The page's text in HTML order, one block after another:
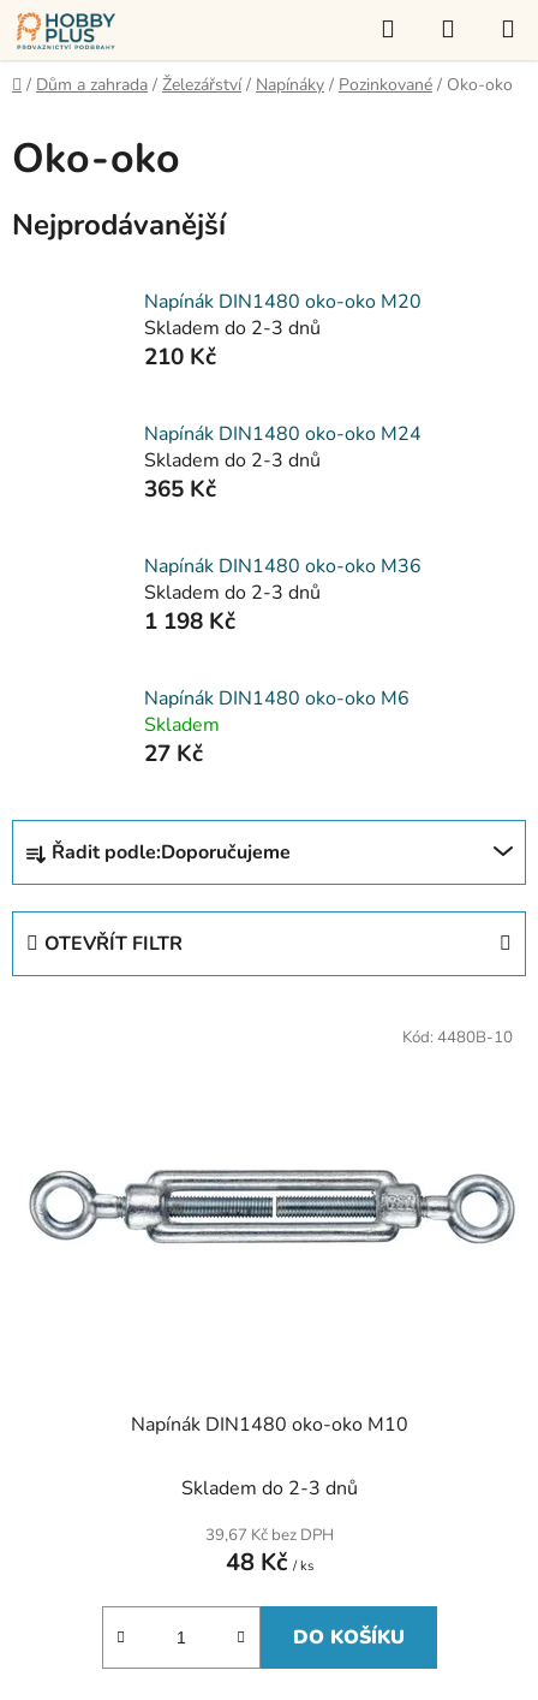
Přejít
na
obsah
Hledat
KOŠÍK
Domů
/ Dům a zahrada / Železářství / Napínáky / Pozinkované / Oko-oko
Oko-oko
Nejprodávanější
Napínák DIN1480 oko-oko M20
Skladem do 2-3 dnů
210 Kč
Napínák DIN1480 oko-oko M24
Skladem do 2-3 dnů
365 Kč
Napínák DIN1480 oko-oko M36
Skladem do 2-3 dnů
1 198 Kč
Napínák DIN1480 oko-oko M6
Skladem
27 Kč
Ř
z
Řadit podle:Doporučujeme
OTEVŘÍT FILTR
Napínák DIN1480 oko-oko M10
Skladem do 2-3 dnů
39,67 Kč bez DPH
48 Kč / ks
DO KOŠÍKU
Kód: 4480B-10